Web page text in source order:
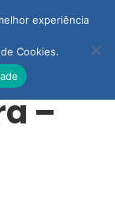
–
experiência
Cookies.